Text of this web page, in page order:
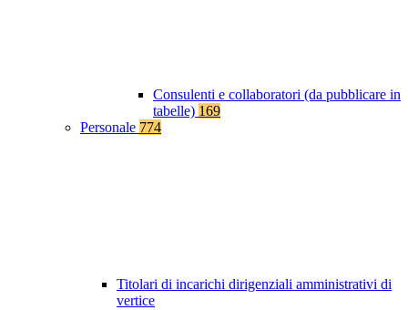
Consulenti e collaboratori (da pubblicare in
tabelle) 169
Personale 774
Titolari di incarichi dirigenziali amministrativi di
vertice